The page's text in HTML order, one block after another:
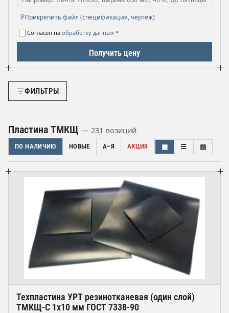
Прикрепить файл (спецификация, чертёж)
Согласен на обработку данных *
Получить цену
ФИЛЬТРЫ
Пластина ТМКЩ — 231 позиций
ПО НАЛИЧИЮ НОВЫЕ А–Я АКЦИЯ ▦ ☰ ▤
Техпластина УРТ резинотканевая (один слой)
ТМКЩ-С 1х10 мм ГОСТ 7338-90